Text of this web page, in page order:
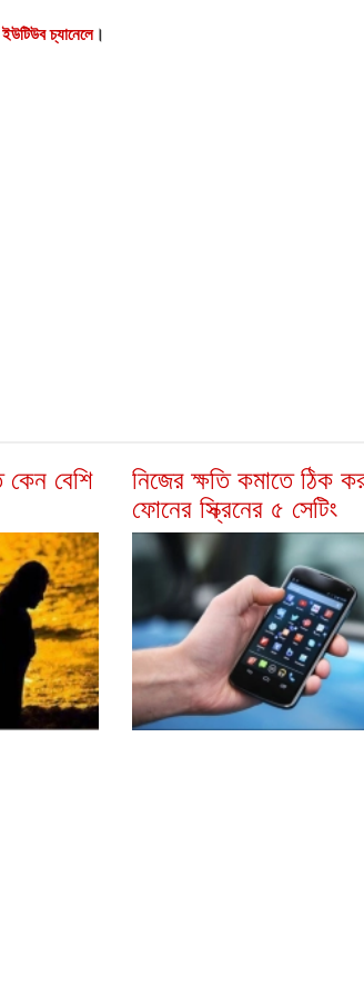
চ্যানেলে।
বেশি নিজের ক্ষতি কমাতে ঠিক
ফোনের স্ক্রিনের ৫ সেটিং